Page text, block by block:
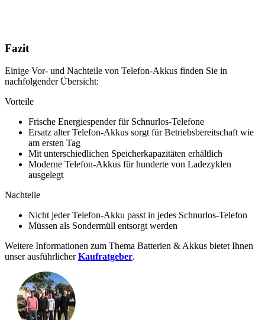
Fazit
Einige Vor- und Nachteile von Telefon-Akkus finden Sie in
nachfolgender Übersicht:
Vorteile
Frische Energiespender für Schnurlos-Telefone
Ersatz alter Telefon-Akkus sorgt für Betriebsbereitschaft wie
am ersten Tag
Mit unterschiedlichen Speicherkapazitäten erhältlich
Moderne Telefon-Akkus für hunderte von Ladezyklen
ausgelegt
Nachteile
Nicht jeder Telefon-Akku passt in jedes Schnurlos-Telefon
Müssen als Sondermüll entsorgt werden
Weitere Informationen zum Thema Batterien & Akkus bietet Ihnen
unser ausführlicherKaufratgeber.